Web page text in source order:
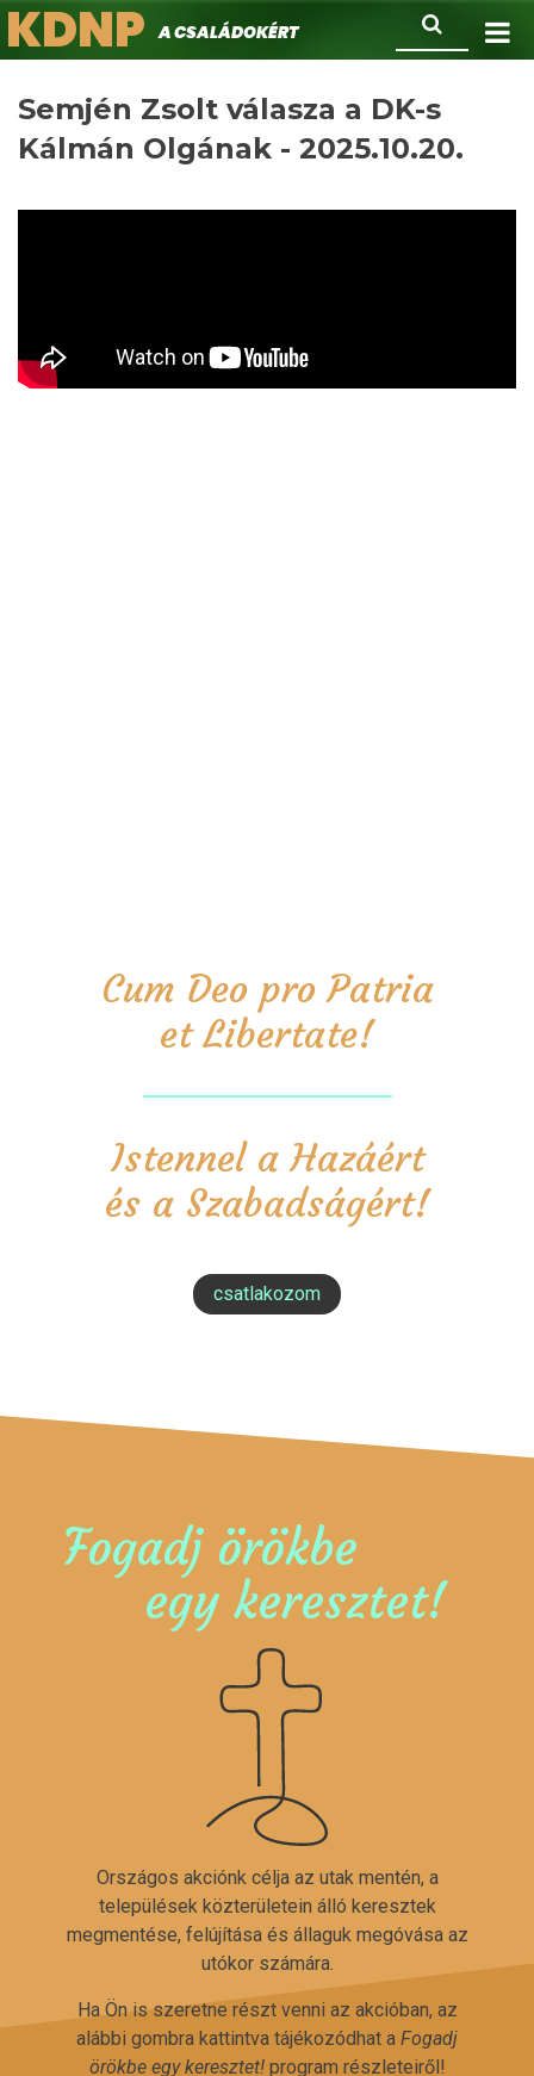
Ugrás
a
Keresés
KDNPA családokért.
Semjén Zsolt válasza a DK-s
Kálmán Olgának - 2025.10.20.
Cum Deo pro Patria
et Libertate!
Istennel a Hazáért
és a Szabadságért!
csatlakozom
Fogadj örökbe
egy keresztet!
Országos akciónk célja az utak mentén, a
települések közterületein álló keresztek
megmentése, felújítása és állaguk megóvása az
utókor számára.
Ha Ön is szeretne részt venni az akcióban, az
alábbi gombra kattintva tájékozódhat a Fogadj
örökbe egy keresztet!program részleteiről!